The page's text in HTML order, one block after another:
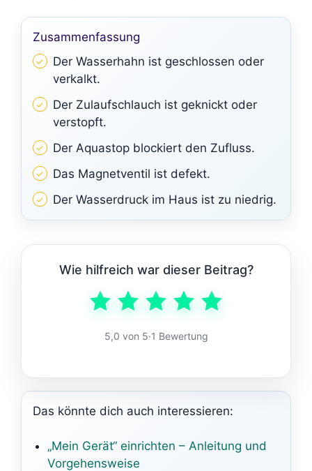
Zusammenfassung
Der Wasserhahn ist geschlossen oder
verkalkt.
Der Zulaufschlauch ist geknickt oder
verstopft.
Der Aquastop blockiert den Zufluss.
Das Magnetventil ist defekt.
Der Wasserdruck im Haus ist zu niedrig.
Wie hilfreich war dieser Beitrag?
5,0 von 5·1 Bewertung
Das könnte dich auch interessieren:
„Mein Gerät“ einrichten – Anleitung und
Vorgehensweise